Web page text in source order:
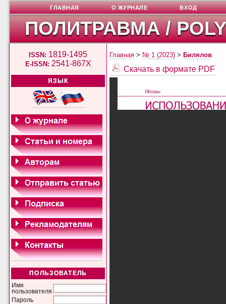
ПОЛИТРАВМА /
ISSN: 1819-1495
E-ISSN: 2541-867X
ЯЗЫК
ПОЛЬЗОВАТЕЛЬ
Имя
пользователя
Пароль
ГЛАВНАЯ О ЖУРНАЛЕ ВХОД
Главная > № 1 (2023) > Билялов
Скачать в формате PDF